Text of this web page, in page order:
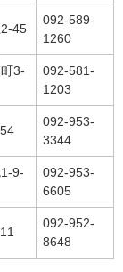
45
092-589-
1260
3-
092-581-
1203
092-953-
3344
9-
092-953-
6605
092-952-
8648